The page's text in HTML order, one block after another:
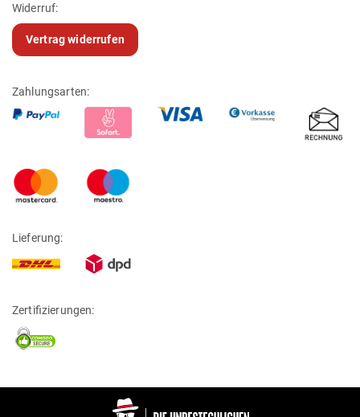
Widerruf:
Vertrag widerrufen
Zahlungsarten:
Lieferung:
Zertifizierungen: